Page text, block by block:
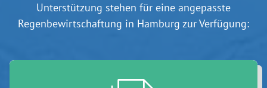
Unterstützung stehen für eine angepasste
Regenbewirtschaftung in Hamburg zur Verfügung: